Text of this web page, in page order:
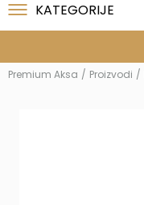
KATEGORIJE
Premium Aksa Proizvodi